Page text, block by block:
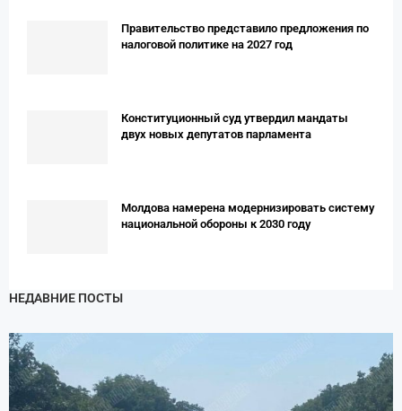
Правительство представило предложения по
налоговой политике на 2027 год
Конституционный суд утвердил мандаты
двух новых депутатов парламента
Молдова намерена модернизировать систему
национальной обороны к 2030 году
НЕДАВНИЕ ПОСТЫ